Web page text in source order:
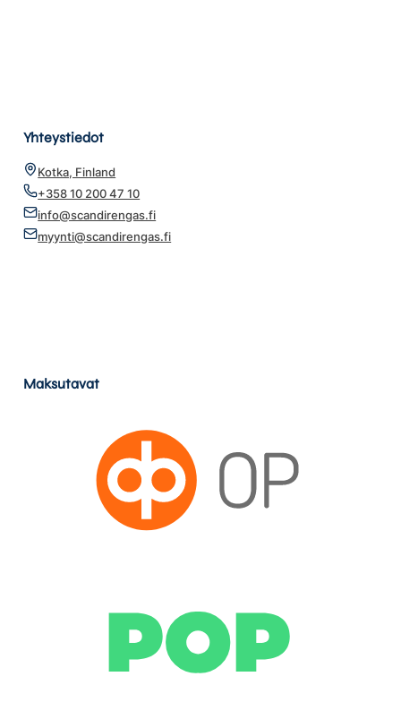
Yhteystiedot
Kotka, Finland
+358 10 200 47 10
info@scandirengas.fi
myynti@scandirengas.fi
Maksutavat